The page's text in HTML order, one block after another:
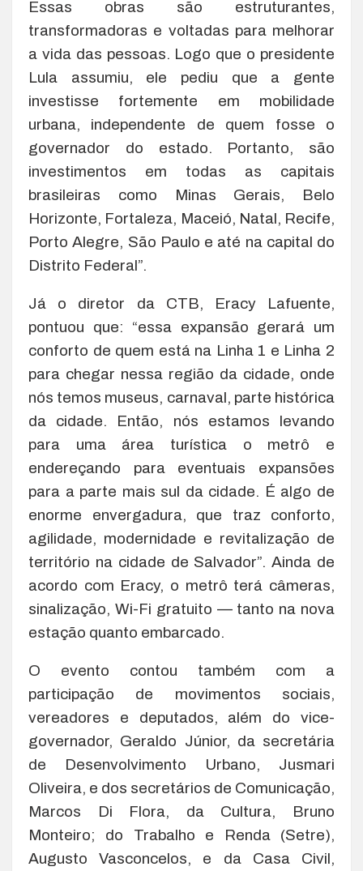
Essas obras são estruturantes,
transformadoras e voltadas para melhorar
a vida das pessoas. Logo que o presidente
Lula assumiu, ele pediu que a gente
investisse fortemente em mobilidade
urbana, independente de quem fosse o
governador do estado. Portanto, são
investimentos em todas as capitais
brasileiras como Minas Gerais, Belo
Horizonte, Fortaleza, Maceió, Natal, Recife,
Porto Alegre, São Paulo e até na capital do
Distrito Federal”.
Já o diretor da CTB, Eracy Lafuente,
pontuou que: “essa expansão gerará um
conforto de quem está na Linha 1 e Linha 2
para chegar nessa região da cidade, onde
nós temos museus, carnaval, parte histórica
da cidade. Então, nós estamos levando
para uma área turística o metrô e
endereçando para eventuais expansões
para a parte mais sul da cidade. É algo de
enorme envergadura, que traz conforto,
agilidade, modernidade e revitalização de
território na cidade de Salvador”. Ainda de
acordo com Eracy, o metrô terá câmeras,
sinalização, Wi-Fi gratuito — tanto na nova
estação quanto embarcado.
O evento contou também com a
participação de movimentos sociais,
vereadores e deputados, além do vice-
governador, Geraldo Júnior, da secretária
de Desenvolvimento Urbano, Jusmari
Oliveira, e dos secretários de Comunicação,
Marcos Di Flora, da Cultura, Bruno
Monteiro; do Trabalho e Renda (Setre),
Augusto Vasconcelos, e da Casa Civil,